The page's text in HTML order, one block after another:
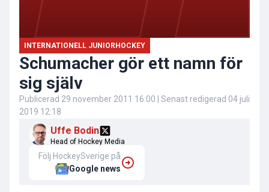
INTERNATIONELL JUNIORHOCKEY
Schumacher gör ett namn för
sig själv
Publicerad 29 november 2011 16:00 | Senast redigerad 04 juli
2019 12:18
Uffe Bodin
Head of Hockey Media
Följ HockeySverige på
Google news